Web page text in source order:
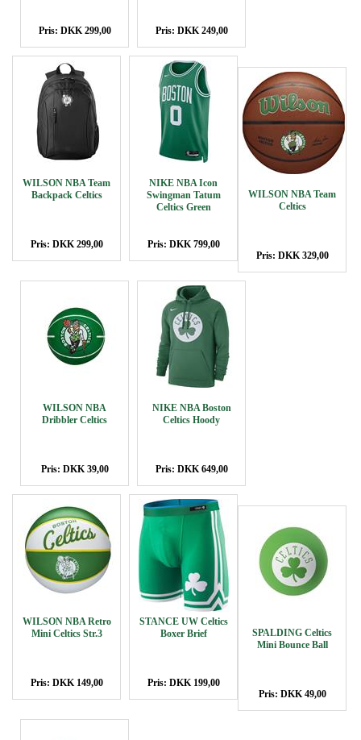
Pris: DKK 299,00 Pris: DKK 249,00
WILSON NBA Team
Backpack Celtics
Pris: DKK 299,00
NIKE NBA Icon
Swingman Tatum
Celtics Green
Pris: DKK 799,00
WILSON NBA Team
Celtics
Pris: DKK 329,00
WILSON NBA
Dribbler Celtics
Pris: DKK 39,00
NIKE NBA Boston
Celtics Hoody
Pris: DKK 649,00
WILSON NBA Retro
Mini Celtics Str.3
Pris: DKK 149,00
STANCE UW Celtics
Boxer Brief
Pris: DKK 199,00
SPALDING Celtics
Mini Bounce Ball
Pris: DKK 49,00